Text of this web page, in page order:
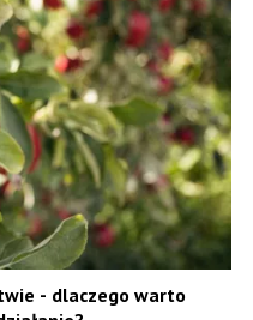
- dlaczego warto